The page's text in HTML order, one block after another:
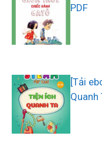
PDF
[Tải
Quanh